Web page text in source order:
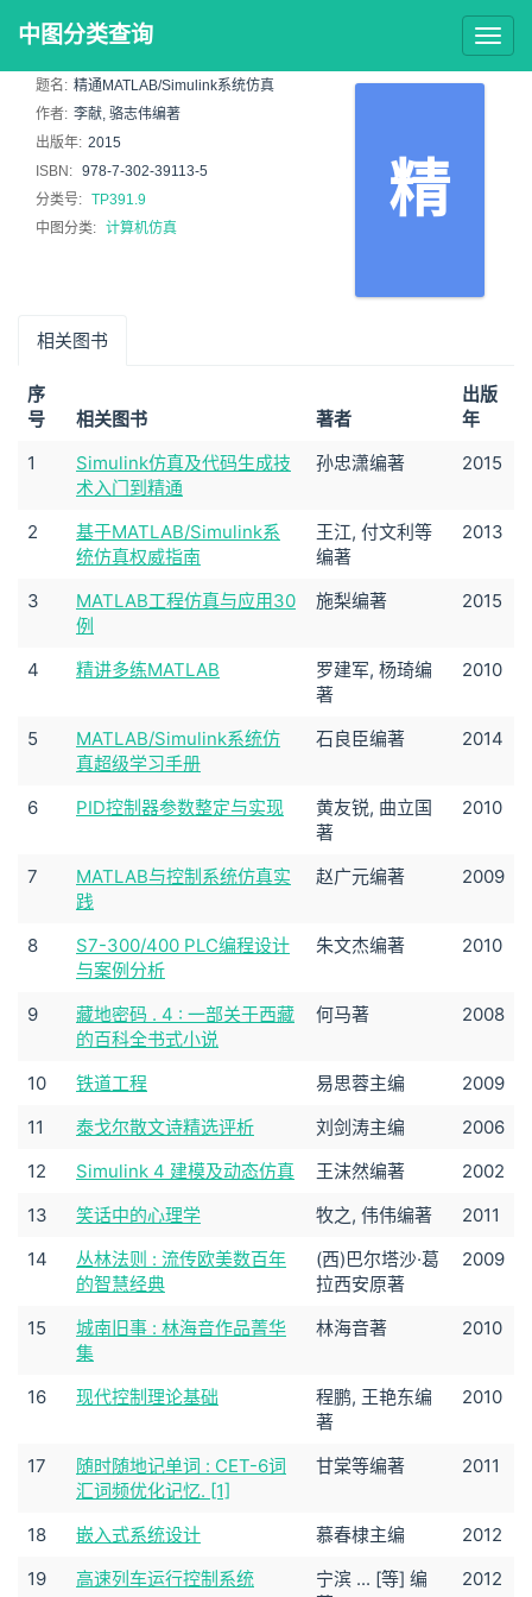
中图分类查询
精
题名: 精通MATLAB/Simulink系统仿真
作者: 李献, 骆志伟编著
出版年: 2015
ISBN: 978-7-302-39113-5
分类号: TP391.9
中图分类: 计算机仿真
相关图书
序
号
相关图书 著者
出版
年
1
Simulink仿真及代码生成技
术入门到精通
孙忠潇编著 2015
2
基于MATLAB/Simulink系
统仿真权威指南
王江, 付文利等
编著
2013
3
MATLAB工程仿真与应用30
例
施梨编著 2015
4 精讲多练MATLAB
罗建军, 杨琦编
著
2010
5
MATLAB/Simulink系统仿
真超级学习手册
石良臣编著 2014
6 PID控制器参数整定与实现
黄友锐, 曲立国
著
2010
7
MATLAB与控制系统仿真实
践
赵广元编著 2009
8
S7-300/400 PLC编程设计
与案例分析
朱文杰编著 2010
9
藏地密码 . 4 : 一部关于西藏
的百科全书式小说
何马著 2008
10 铁道工程 易思蓉主编
2009
11
泰戈尔散文诗精选评析 刘剑涛主编
2006
12
Simulink 4 建模及动态仿真 王沫然编著
2002
13
笑话中的心理学 牧之, 伟伟编著
2011
14
丛林法则 : 流传欧美数百年
的智慧经典
(西)巴尔塔沙·葛
拉西安原著
2009
15
城南旧事 : 林海音作品菁华
集
林海音著 2010
16 现代控制理论基础
程鹏, 王艳东编
著
2010
17
随时随地记单词 : CET-6词
汇词频优化记忆. [1]
甘棠等编著 2011
18 嵌入式系统设计 慕春棣主编
2012
19
高速列车运行控制系统
宁滨 ... [等] 编
2012